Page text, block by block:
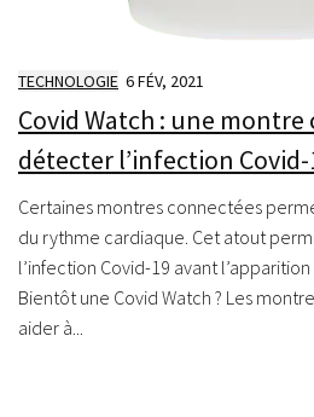
TECHNOLOGIE 6 FÉV, 2021
Covid Watch : une montre
détecter l’infection Covid-
Certaines montres connectées
du rythme cardiaque. Cet atout
l’infection Covid-19 avant
Bientôt une Covid Watch ? Les
aider à...